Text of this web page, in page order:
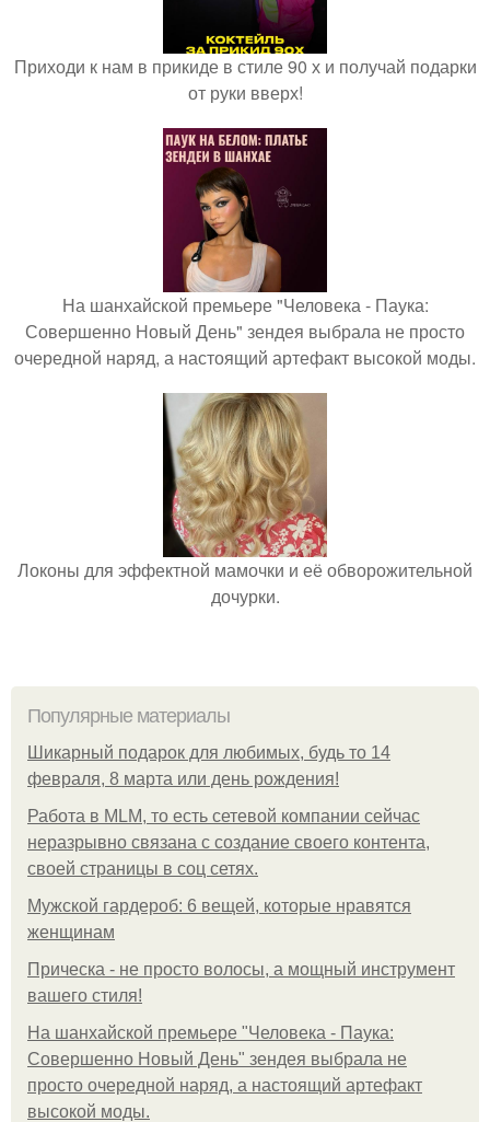
Приходи к нам в прикиде в стиле 90 х и получай подарки
от руки вверх!
На шанхайской премьере "Человека - Паука:
Совершенно Новый День" зендея выбрала не просто
очередной наряд, а настоящий артефакт высокой моды.
Локоны для эффектной мамочки и её обворожительной
дочурки.
Популярные материалы
Шикарный подарок для любимых, будь то 14
февраля, 8 марта или день рождения!
Работа в MLM, то есть сетевой компании сейчас
неразрывно связана с создание своего контента,
своей страницы в соц сетях.
Мужской гардероб: 6 вещей, которые нравятся
женщинам
Прическа - не просто волосы, а мощный инструмент
вашего стиля!
На шанхайской премьере "Человека - Паука:
Совершенно Новый День" зендея выбрала не
просто очередной наряд, а настоящий артефакт
высокой моды.